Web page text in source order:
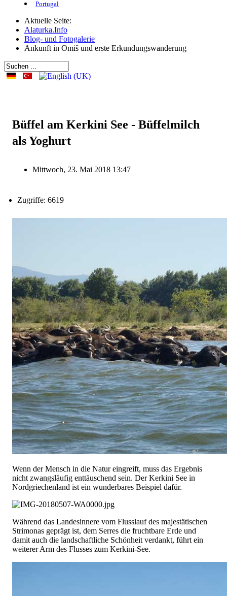
Portugal
Aktuelle Seite:
Alaturka.Info
Blog- und Fotogalerie
Ankunft in Omiš und erste Erkundungswanderung
Büffel am Kerkini See - Büffelmilch
als Yoghurt
Mittwoch, 23. Mai 2018 13:47
Zugriffe: 6619
Wenn der Mensch in die Natur eingreift, muss das Ergebnis
nicht zwangsläufig enttäuschend sein. Der Kerkini See in
Nordgriechenland ist ein wunderbares Beispiel dafür.
Während das Landesinnere vom Flusslauf des majestätischen
Strimonas geprägt ist, dem Serres die fruchtbare Erde und
damit auch die landschaftliche Schönheit verdankt, führt ein
weiterer Arm des Flusses zum Kerkini-See.